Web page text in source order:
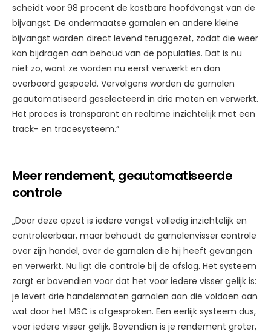
scheidt voor 98 procent de kostbare hoofdvangst van de
bijvangst. De ondermaatse garnalen en andere kleine
bijvangst worden direct levend teruggezet, zodat die weer
kan bijdragen aan behoud van de populaties. Dat is nu
niet zo, want ze worden nu eerst verwerkt en dan
overboord gespoeld. Vervolgens worden de garnalen
geautomatiseerd geselecteerd in drie maten en verwerkt.
Het proces is transparant en realtime inzichtelijk met een
track- en tracesysteem.”
Meer rendement, geautomatiseerde
controle
„Door deze opzet is iedere vangst volledig inzichtelijk en
controleerbaar, maar behoudt de garnalenvisser controle
over zijn handel, over de garnalen die hij heeft gevangen
en verwerkt. Nu ligt die controle bij de afslag. Het systeem
zorgt er bovendien voor dat het voor iedere visser gelijk is:
je levert drie handelsmaten garnalen aan die voldoen aan
wat door het MSC is afgesproken. Een eerlijk systeem dus,
voor iedere visser gelijk. Bovendien is je rendement groter,